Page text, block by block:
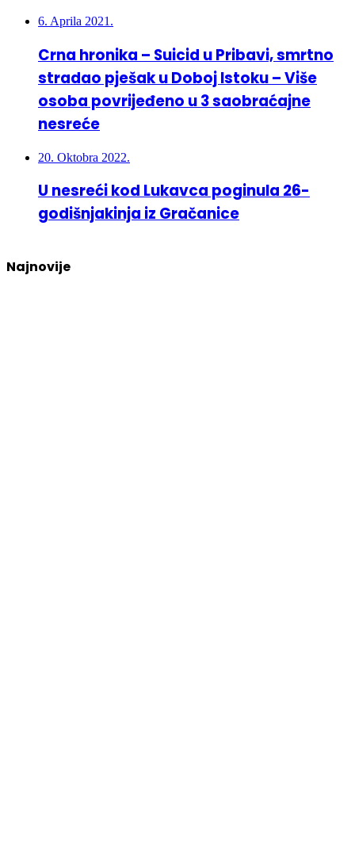
6. Aprila 2021.
Crna hronika – Suicid u Pribavi, smrtno
stradao pješak u Doboj Istoku – Više
osoba povrijeđeno u 3 saobraćajne
nesreće
20. Oktobra 2022.
U nesreći kod Lukavca poginula 26-
godišnjakinja iz Gračanice
Najnovije